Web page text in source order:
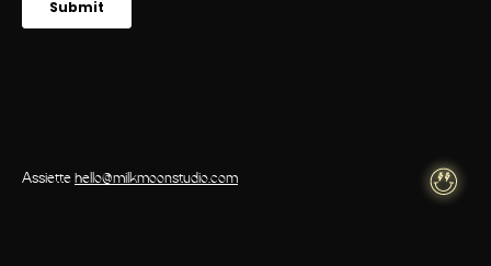
Assiettehello@milkmoonstudio.com